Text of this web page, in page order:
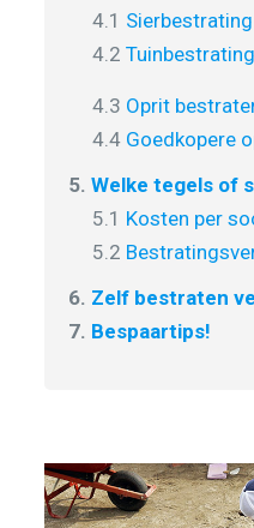
4.1 Sierbestrating
4.2 Tuinbestrating
4.3 Oprit
4.4 Goedkopere
5. Welke tegels of
5.1 Kosten per
5.2
6. Zelf bestraten
7. Bespaartips!